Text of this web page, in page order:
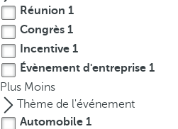
t
e
t
o
t
h
e
Réunion 1
Congrès 1
Incentive 1
Évènement d'entreprise 1
Plus Moins
Thème de l'événement
Automobile 1